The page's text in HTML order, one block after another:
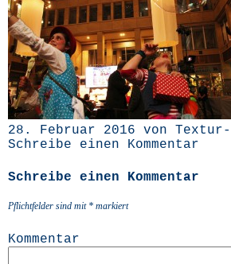
28. Februar 2016 von Textur-
Schreibe einen Kommentar
Schreibe einen Kommentar
Pflichtfelder sind mit * markiert
Kommentar